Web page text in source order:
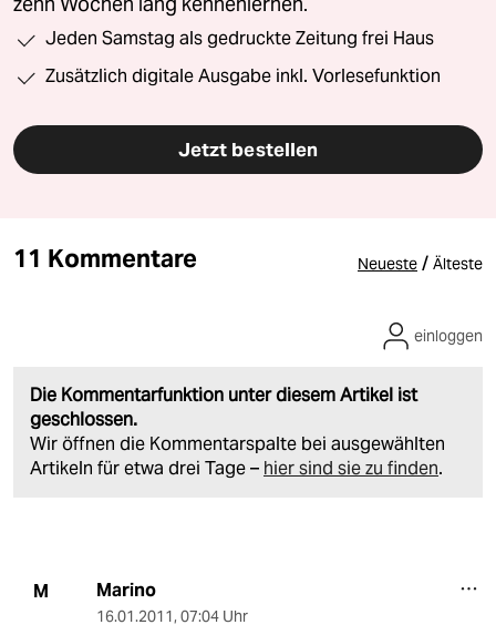
Jeden Samstag als gedruckte Zeitung frei Haus
Zusätzlich digitale Ausgabe inkl. Vorlesefunktion
Jetzt bestellen
11 Kommentare Neueste / Älteste
Die Kommentarfunktion unter diesem Artikel ist
geschlossen.
Wir öffnen die Kommentarspalte bei ausgewählten
Artikeln für etwa drei Tage – hier sind sie zu finden.
einloggen
M Marino
16.01.2011, 07:04 Uhr